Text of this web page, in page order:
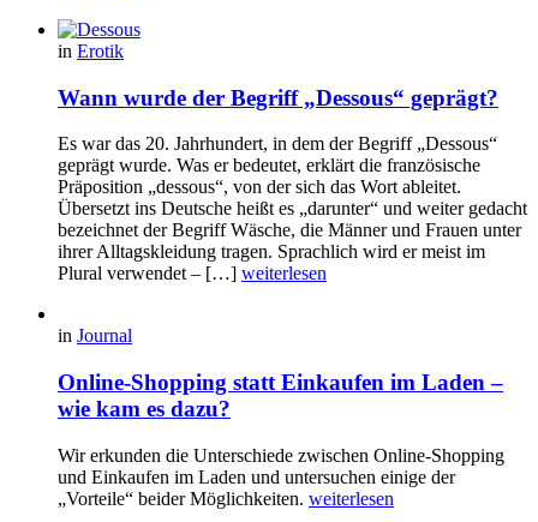
in Erotik
Wann wurde der Begriff „Dessous“ geprägt?
Es war das 20. Jahrhundert, in dem der Begriff „Dessous“
geprägt wurde. Was er bedeutet, erklärt die französische
Präposition „dessous“, von der sich das Wort ableitet.
Übersetzt ins Deutsche heißt es „darunter“ und weiter gedacht
bezeichnet der Begriff Wäsche, die Männer und Frauen unter
ihrer Alltagskleidung tragen. Sprachlich wird er meist im
Plural verwendet – […] weiterlesen
in Journal
Online-Shopping statt Einkaufen im Laden –
wie kam es dazu?
Wir erkunden die Unterschiede zwischen Online-Shopping
und Einkaufen im Laden und untersuchen einige der
„Vorteile“ beider Möglichkeiten. weiterlesen